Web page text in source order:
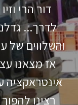
דור הרי
לדרך...
והשלווים של
אז מצאנו
אינטראקציה
רצינו